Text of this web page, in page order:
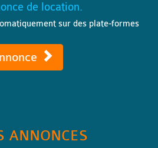
de location.
sur des plate-formes
ANNONCES